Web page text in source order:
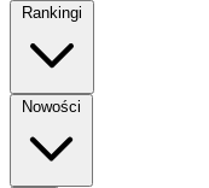
Rankingi
Nowości